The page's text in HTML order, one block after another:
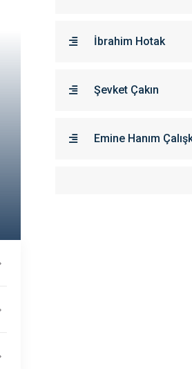
İbrahim Hotak
Şevket Çakın
Emine Hanım